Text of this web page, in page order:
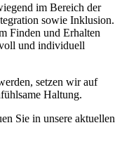
im Bereich der
sowie Inklusion.
Finden und Erhalten
und individuell
setzen wir auf
Haltung.
Sie in unsere aktuellen